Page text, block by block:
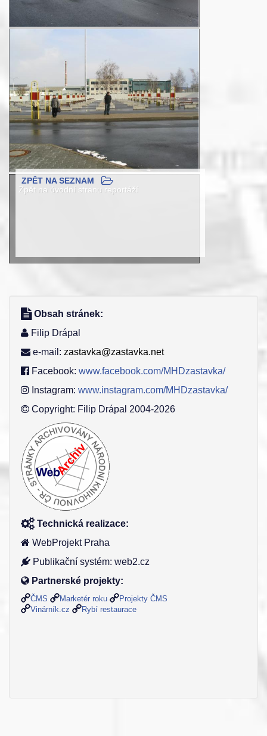
Zpět na úvodní stranu reportáží
ZPĚT NA SEZNAM
Obsah stránek:
Filip Drápal
e-mail: zastavka@zastavka.net
Facebook: www.facebook.com/MHDzastavka/
Instagram: www.instagram.com/MHDzastavka/
Copyright: Filip Drápal 2004-2026
Technická realizace:
WebProjekt Praha
Publikační systém: web2.cz
Partnerské projekty:
ČMS Marketér roku
Projekty ČMS
Vinárník.cz
Rybí restaurace